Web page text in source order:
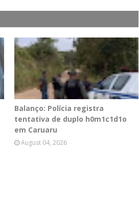
Balanço: Polícia registra
tentativa de duplo h0m1c1d1o
em Caruaru
August 04, 2026